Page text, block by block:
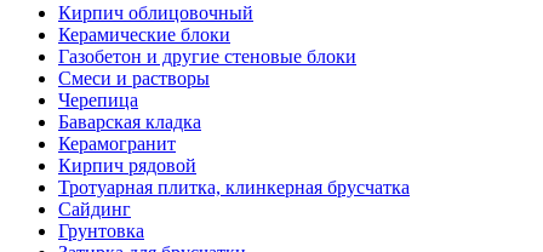
Кирпич облицовочный
Керамические блоки
Газобетон и другие стеновые блоки
Смеси и растворы
Черепица
Баварская кладка
Керамогранит
Кирпич рядовой
Тротуарная плитка, клинкерная брусчатка
Сайдинг
Грунтовка